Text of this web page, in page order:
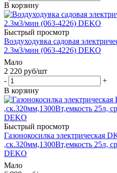
В корзину
Быстрый просмотр
Воздуходувка садовая
2.3м3/мин (063-4226) DEKO
Мало
2 220 руб/шт
-
+
В корзину
Быстрый просмотр
Газонокосилка электрическая
,ск.320мм,1300Вт,емкость 25л,
DEKO
Мало